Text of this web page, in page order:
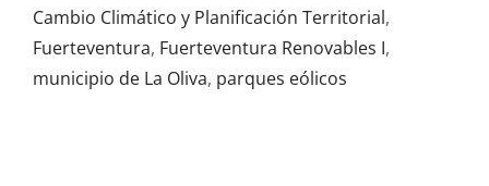
Cambio Climático y Planificación Territorial,
Fuerteventura, Fuerteventura Renovables I,
municipio de La Oliva, parques eólicos